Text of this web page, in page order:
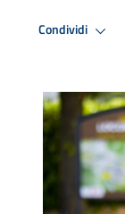
Condividi